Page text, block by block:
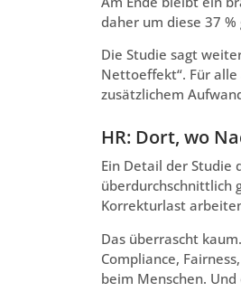
daher um diese 37 %
Die Studie sagt
Nettoeffekt“. Für alle
zusätzlichem
HR: Dort, wo
Ein Detail der Studie
überdurchschnittlich
Korrekturlast
Das überrascht
Compliance,
beim Menschen.